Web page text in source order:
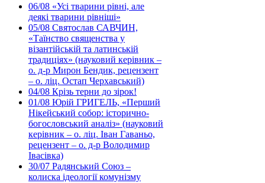
06/08 «Усі тварини рівні, але
деякі тварини рівніші»
05/08 Святослав САВЧИН,
«Таїнство священства у
візантійській та латинській
традиціях» (науковий керівник –
о. д-р Мирон Бендик, рецензент
– о. ліц. Остап Черхавський)
04/08 Крізь терни до зірок!
01/08 Юрій ГРИГЕЛЬ, «Перший
Нікейський собор: історично-
богословський аналіз» (науковий
керівник – о. ліц. Іван Гаваньо,
рецензент – о. д-р Володимир
Івасівка)
30/07 Радянський Союз –
колиска ідеології комунізму